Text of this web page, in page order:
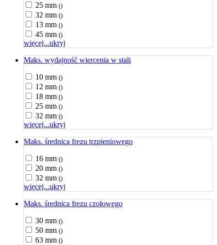
25 mm ()
32 mm ()
13 mm ()
45 mm ()
więcej...ukryj
Maks. wydajność wiercenia w stali
10 mm ()
12 mm ()
18 mm ()
25 mm ()
32 mm ()
więcej...ukryj
Maks. średnica frezu trzpieniowego
16 mm ()
20 mm ()
32 mm ()
więcej...ukryj
Maks. średnica frezu czołowego
30 mm ()
50 mm ()
63 mm ()